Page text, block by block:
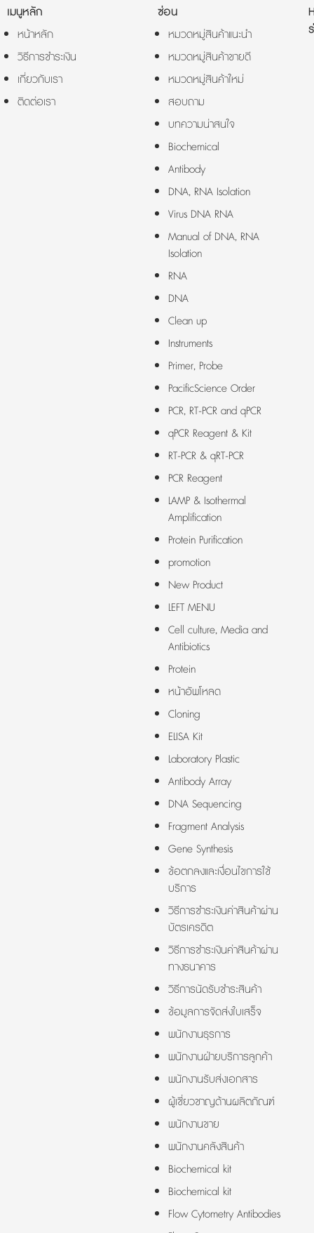
เมนูหลัก
หน้าหลัก
วิธีการชำระเงิน
เกี่ยวกับเรา
ติดต่อเรา
ซ่อน
หมวดหมู่สินค้าแนะนำ
หมวดหมู่สินค้าขายดี
หมวดหมู่สินค้าใหม่
สอบถาม
บทความน่าสนใจ
Biochemical
Antibody
DNA, RNA Isolation
Virus DNA RNA
Manual of DNA, RNA
Isolation
RNA
DNA
Clean up
Instruments
Primer, Probe
PacificScience Order
PCR, RT-PCR and qPCR
qPCR Reagent & Kit
RT-PCR & qRT-PCR
PCR Reagent
LAMP & Isothermal
Amplification
Protein Purification
promotion
New Product
LEFT MENU
Cell culture, Media and
Antibiotics
Protein
หน้าอัพโหลด
Cloning
ELISA Kit
Laboratory Plastic
Antibody Array
DNA Sequencing
Fragment Analysis
Gene Synthesis
ข้อตกลงและเงื่อนไขการใช้
บริการ
วิธีการชำระเงินค่าสินค้าผ่าน
บัตรเครดิต
วิธีการชำระเงินค่าสินค้าผ่าน
ทางธนาคาร
วิธีการนัดรับชำระสินค้า
ข้อมูลการจัดส่งใบเสร็จ
พนักงานธุรการ
พนักงานฝ่ายบริการลูกค้า
พนักงานรับส่งเอกสาร
ผู้เชี่ยวชาญด้านผลิตภัณฑ์
พนักงานขาย
พนักงานคลังสินค้า
Biochemical kit
Biochemical kit
Flow Cytometry Antibodies